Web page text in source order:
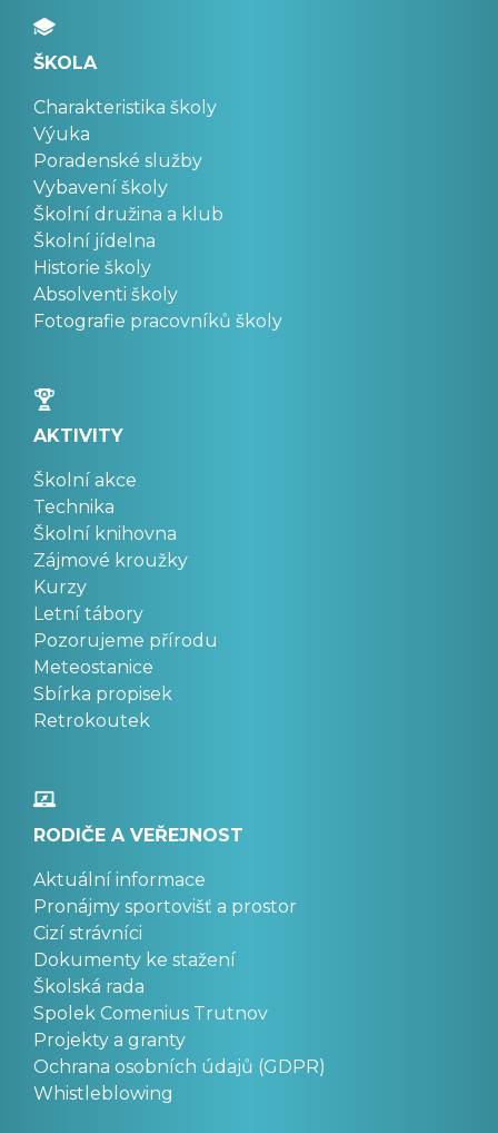
ŠKOLA
Charakteristika školy
Výuka
Poradenské služby
Vybavení školy
Školní družina a klub
Školní jídelna
Historie školy
Absolventi školy
Fotografie pracovníků školy
AKTIVITY
Školní akce
Technika
Školní knihovna
Zájmové kroužky
Kurzy
Letní tábory
Pozorujeme přírodu
Meteostanice
Sbírka propisek
Retrokoutek
RODIČE A VEŘEJNOST
Aktuální informace
Pronájmy sportovišť a prostor
Cizí strávníci
Dokumenty ke stažení
Školská rada
Spolek Comenius Trutnov
Projekty a granty
Ochrana osobních údajů (GDPR)
Whistleblowing